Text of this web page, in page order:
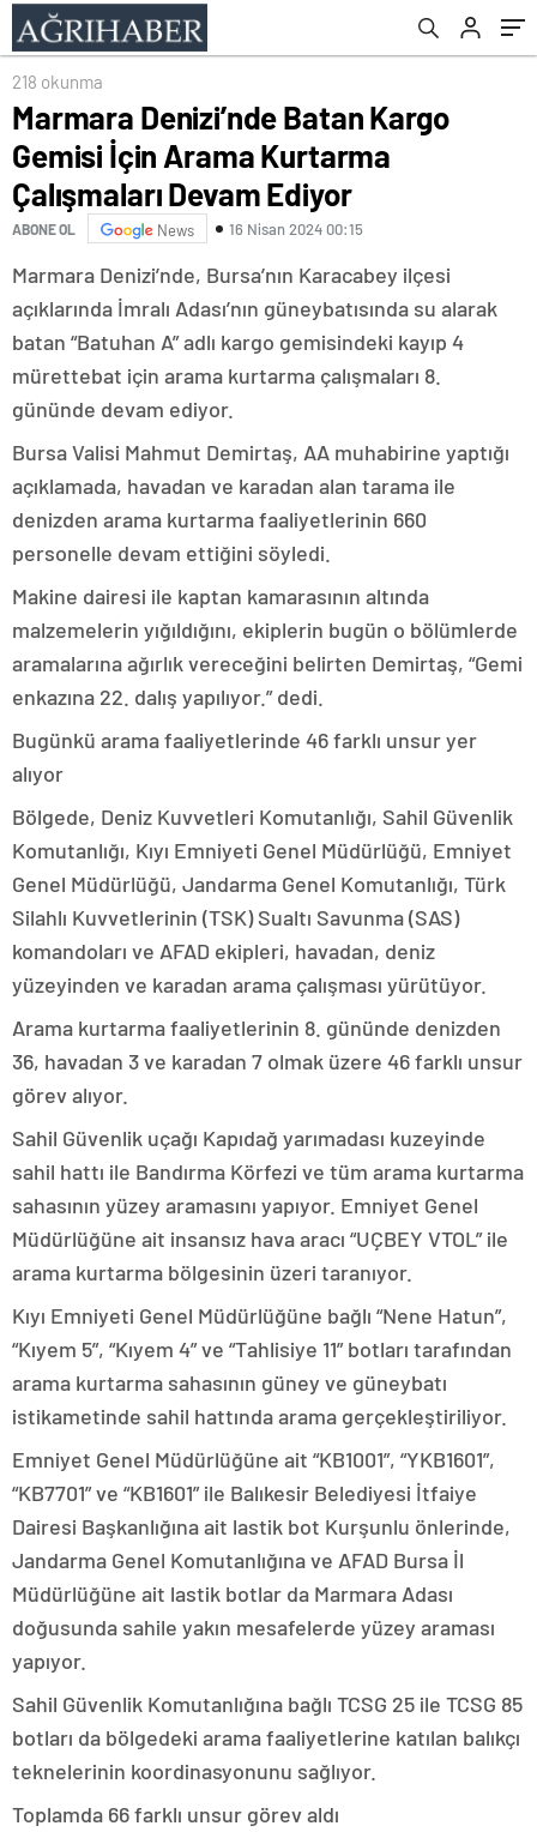
218 okunma
Marmara Denizi’nde Batan Kargo
Gemisi İçin Arama Kurtarma
Çalışmaları Devam Ediyor
ABONE OL News 16 Nisan 2024 00:15
Marmara Denizi’nde, Bursa’nın Karacabey ilçesi
açıklarında İmralı Adası’nın güneybatısında su alarak
batan “Batuhan A” adlı kargo gemisindeki kayıp 4
mürettebat için arama kurtarma çalışmaları 8.
gününde devam ediyor.
Bursa Valisi Mahmut Demirtaş, AA muhabirine yaptığı
açıklamada, havadan ve karadan alan tarama ile
denizden arama kurtarma faaliyetlerinin 660
personelle devam ettiğini söyledi.
Makine dairesi ile kaptan kamarasının altında
malzemelerin yığıldığını, ekiplerin bugün o bölümlerde
aramalarına ağırlık vereceğini belirten Demirtaş, “Gemi
enkazına 22. dalış yapılıyor.” dedi.
Bugünkü arama faaliyetlerinde 46 farklı unsur yer
alıyor
Bölgede, Deniz Kuvvetleri Komutanlığı, Sahil Güvenlik
Komutanlığı, Kıyı Emniyeti Genel Müdürlüğü, Emniyet
Genel Müdürlüğü, Jandarma Genel Komutanlığı, Türk
Silahlı Kuvvetlerinin (TSK) Sualtı Savunma (SAS)
komandoları ve AFAD ekipleri, havadan, deniz
yüzeyinden ve karadan arama çalışması yürütüyor.
Arama kurtarma faaliyetlerinin 8. gününde denizden
36, havadan 3 ve karadan 7 olmak üzere 46 farklı unsur
görev alıyor.
Sahil Güvenlik uçağı Kapıdağ yarımadası kuzeyinde
sahil hattı ile Bandırma Körfezi ve tüm arama kurtarma
sahasının yüzey aramasını yapıyor. Emniyet Genel
Müdürlüğüne ait insansız hava aracı “UÇBEY VTOL” ile
arama kurtarma bölgesinin üzeri taranıyor.
Kıyı Emniyeti Genel Müdürlüğüne bağlı “Nene Hatun”,
“Kıyem 5”, “Kıyem 4” ve “Tahlisiye 11” botları tarafından
arama kurtarma sahasının güney ve güneybatı
istikametinde sahil hattında arama gerçekleştiriliyor.
Emniyet Genel Müdürlüğüne ait “KB1001”, “YKB1601”,
“KB7701” ve “KB1601” ile Balıkesir Belediyesi İtfaiye
Dairesi Başkanlığına ait lastik bot Kurşunlu önlerinde,
Jandarma Genel Komutanlığına ve AFAD Bursa İl
Müdürlüğüne ait lastik botlar da Marmara Adası
doğusunda sahile yakın mesafelerde yüzey araması
yapıyor.
Sahil Güvenlik Komutanlığına bağlı TCSG 25 ile TCSG 85
botları da bölgedeki arama faaliyetlerine katılan balıkçı
teknelerinin koordinasyonunu sağlıyor.
Toplamda 66 farklı unsur görev aldı